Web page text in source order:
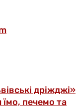
дріжджі»
печемо та